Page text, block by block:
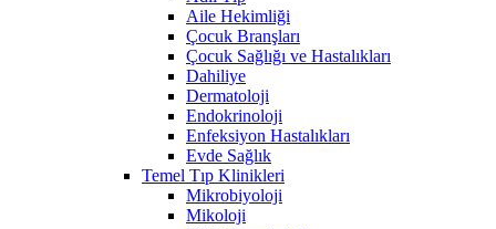
Aile Hekimliği
Çocuk Branşları
Çocuk Sağlığı ve Hastalıkları
Dahiliye
Dermatoloji
Endokrinoloji
Enfeksiyon Hastalıkları
Evde Sağlık
Temel Tıp Klinikleri
Mikrobiyoloji
Mikoloji